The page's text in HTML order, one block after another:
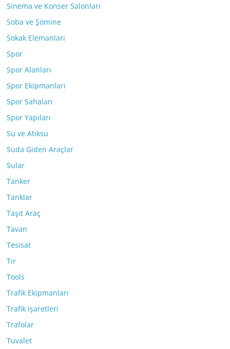
Sinema ve Konser Salonları
Soba ve Şömine
Sokak Elemanları
Spor
Spor Alanları
Spor Ekipmanları
Spor Sahaları
Spor Yapıları
Su ve Atıksu
Suda Giden Araçlar
Sular
Tanker
Tanklar
Taşıt Araç
Tavan
Tesisat
Tır
Tools
Trafik Ekipmanları
Trafik işaretleri
Trafolar
Tuvalet